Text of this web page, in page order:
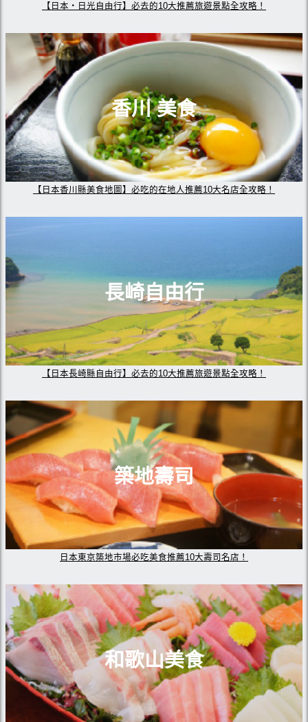
【日本・日光自由行】必去的10大推薦旅遊景點全攻略！
香川 美食
【日本香川縣美食地圖】必吃的在地人推薦10大名店全攻略！
長崎自由行
【日本長崎縣自由行】必去的10大推薦旅遊景點全攻略！
築地壽司
日本東京築地市場必吃美食推薦10大壽司名店！
和歌山美食